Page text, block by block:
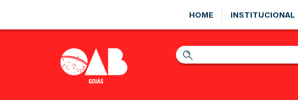
HOME INSTITUCIONAL